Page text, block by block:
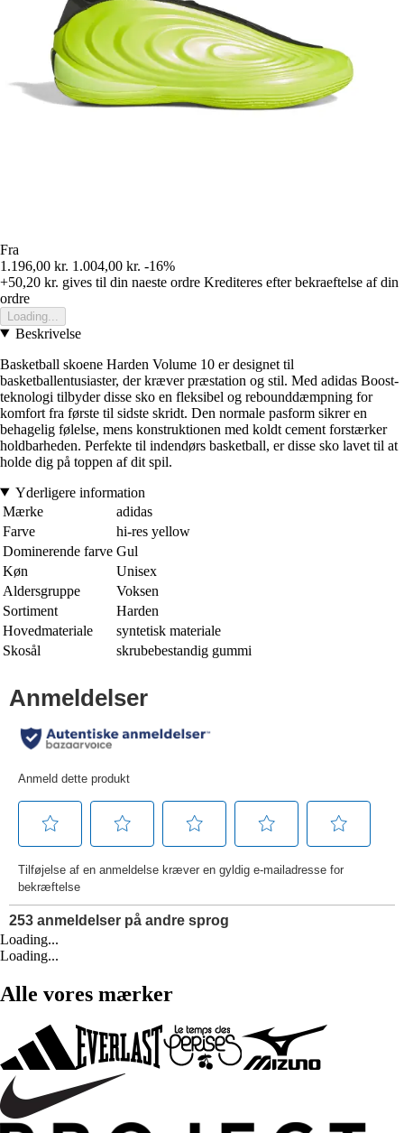
Fra
1.196,00 kr. 1.004,00 kr. -16%
+50,20 kr. gives til din naeste ordre Krediteres efter bekraeftelse af din
ordre
Loading...
Beskrivelse
Basketball skoene Harden Volume 10 er designet til
basketballentusiaster, der kræver præstation og stil. Med adidas Boost-
teknologi tilbyder disse sko en fleksibel og rebounddæmpning for
komfort fra første til sidste skridt. Den normale pasform sikrer en
behagelig følelse, mens konstruktionen med koldt cement forstærker
holdbarheden. Perfekte til indendørs basketball, er disse sko lavet til at
holde dig på toppen af dit spil.
Yderligere information
Mærke
adidas
Farve
hi-res yellow
Dominerende farve Gul
Køn
Unisex
Aldersgruppe
Voksen
Sortiment
Harden
Hovedmateriale
syntetisk materiale
Skosål
skrubebestandig gummi
Loading...
Loading...
Alle vores mærker